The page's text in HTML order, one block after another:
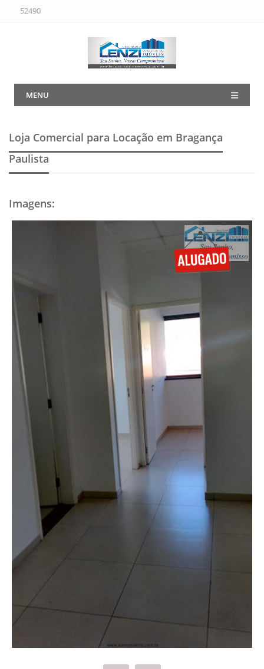
52490
MENU
Loja Comercial para Locação em Bragança
Paulista
Imagens: